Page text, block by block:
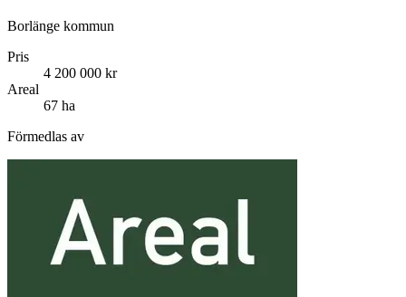
Borlänge kommun
Pris
4 200 000 kr
Areal
67 ha
Förmedlas av